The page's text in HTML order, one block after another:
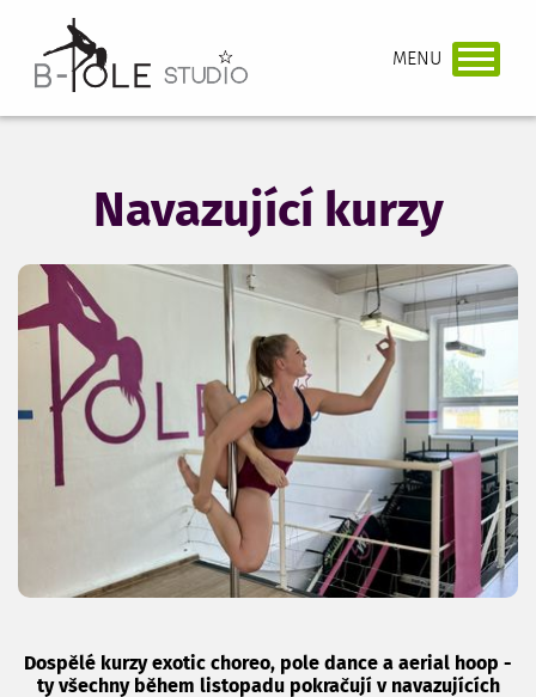
Navazující kurzy
Dospělé kurzy exotic choreo, pole dance a aerial hoop -
ty všechny během listopadu pokračují v navazujících